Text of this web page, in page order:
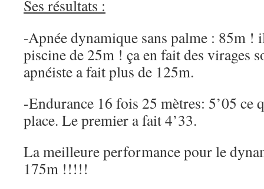
Ses résultats :
-Apnée dynamique sans palme : 85m !
piscine de 25m ! ça en fait des virages
apnéiste a fait plus de 125m.
-Endurance 16 fois 25 mètres: 5’05 ce
place. Le premier a fait 4’33.
La meilleure performance pour le
175m !!!!!